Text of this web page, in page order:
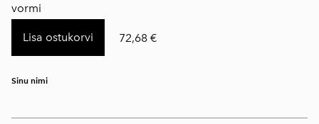
vormi
Lisa ostukorvi 72,68 €
Sinu nimi